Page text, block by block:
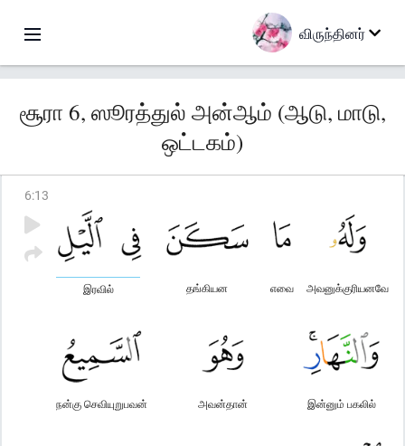
விருந்தினர்
சூரா 6, ஸூரத்துல் அன்ஆம் (ஆடு, மாடு,
ஒட்டகம்)
6:13
அவனுக்குரியனவே
எவை
தங்கியன
இரவில்
இன்னும் பகலில்
அவன்தான்
நன்கு செவியுறுபவன்